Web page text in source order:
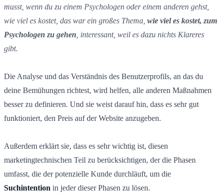
musst, wenn du zu einem Psychologen oder einem anderen gehst,
wie viel es kostet, das war ein großes Thema, wie viel es kostet, zum
Psychologen zu gehen , interessant, weil es dazu nichts Klareres
gibt.
Die Analyse und das Verständnis des Benutzerprofils, an das du
deine Bemühungen richtest, wird helfen, alle anderen Maßnahmen
besser zu definieren. Und sie weist darauf hin, dass es sehr gut
funktioniert, den Preis auf der Website anzugeben.
Außerdem erklärt sie, dass es sehr wichtig ist, diesen
marketingtechnischen Teil zu berücksichtigen, der die Phasen
umfasst, die der potenzielle Kunde durchläuft, um die
Suchintention in jeder dieser Phasen zu lösen.